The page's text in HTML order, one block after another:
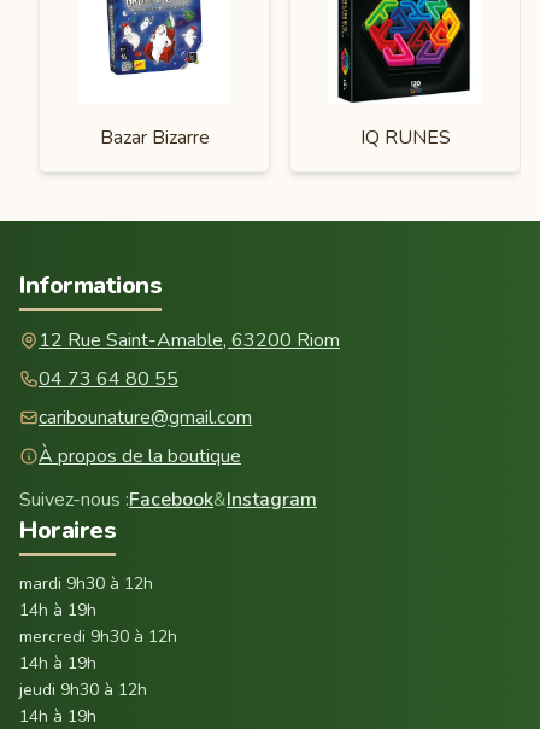
Bazar Bizarre IQ RUNES
Informations
12 Rue Saint-Amable, 63200 Riom
04 73 64 80 55
caribounature@gmail.com
À propos de la boutique
Suivez-nous :Facebook&Instagram
Horaires
mardi 9h30 à 12h
14h à 19h
mercredi 9h30 à 12h
14h à 19h
jeudi 9h30 à 12h
14h à 19h